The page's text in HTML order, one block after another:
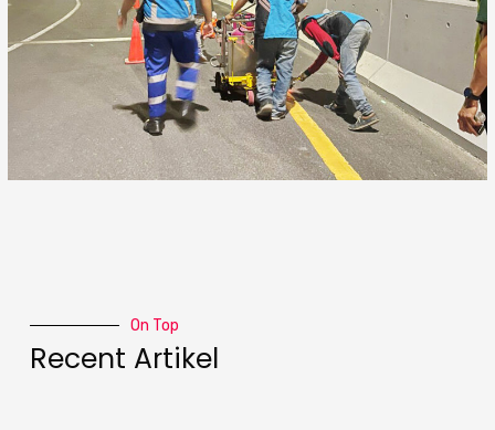
On Top
Recent Artikel